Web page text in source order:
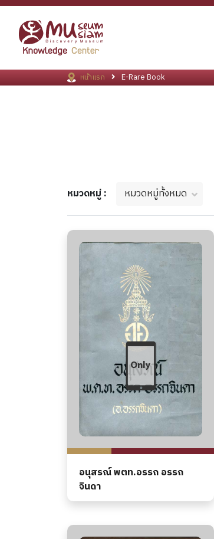
หน้าแรก E-Rare Book
หมวดหมู่ : หมวดหมู่ทั้งหมด
อนุสรณ์ พตท.อรรถ อรรถ
จินดา